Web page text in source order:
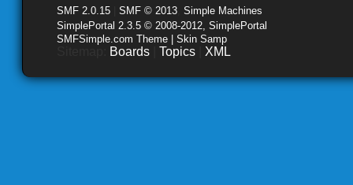
SMF 2.0.15 SMF © 2013 Simple Machines
SimplePortal 2.3.5 © 2008-2012, SimplePortal
SMFSimple.com Theme | Skin Samp
Boards Topics XML